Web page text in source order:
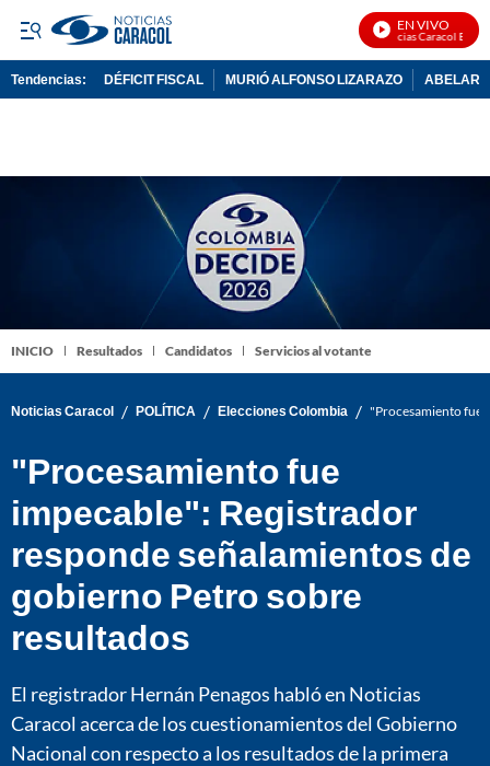
EN VIVO
Noticias Caracol En Vivo
Tendencias: DÉFICIT FISCAL MURIÓ ALFONSO LIZARAZO
INICIO Resultados Candidatos Servicios al votante
Noticias Caracol / POLÍTICA / Elecciones Colombia / "Procesamiento fue
"Procesamiento fue
impecable": Registrador
responde señalamientos de
gobierno Petro sobre
resultados
El registrador Hernán Penagos habló en Noticias
Caracol acerca de los cuestionamientos del Gobierno
Nacional con respecto a los resultados de la primera